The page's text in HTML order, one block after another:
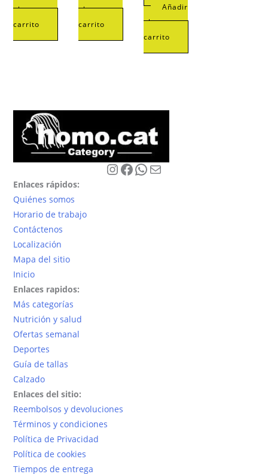
al
carrito
al
carrito
Añadir
al
carrito
Instagram
Facebook
WhatsApp
Correo electrónico
Enlaces rápidos:
Quiénes somos
Horario de trabajo
Contáctenos
Localización
Mapa del sitio
Inicio
Enlaces rapidos:
Más categorías
Nutrición y salud
Ofertas semanal
Deportes
Guía de tallas
Calzado
Enlaces del sitio:
Reembolsos y devoluciones
Términos y condiciones
Política de Privacidad
Política de cookies
Tiempos de entrega